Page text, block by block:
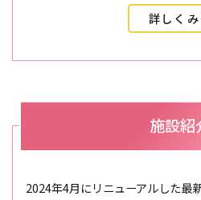
詳しく
施設紹
2024年4月にリニューアルした最